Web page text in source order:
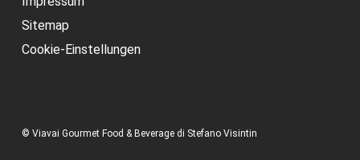
Sitemap
Cookie-Einstellungen
© Viavai Gourmet Food & Beverage di Stefano Visintin